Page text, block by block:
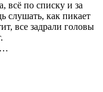
всё по списку и за
слушать, как пикает
все задрали головы